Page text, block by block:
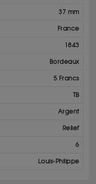
37 mm
France
1843
Bordeaux
5 Francs
TB
Argent
Relief
6
Louis-Philippe